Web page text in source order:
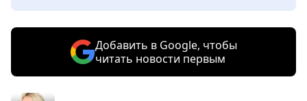
Добавить в Google, чтобы
читать новости первым